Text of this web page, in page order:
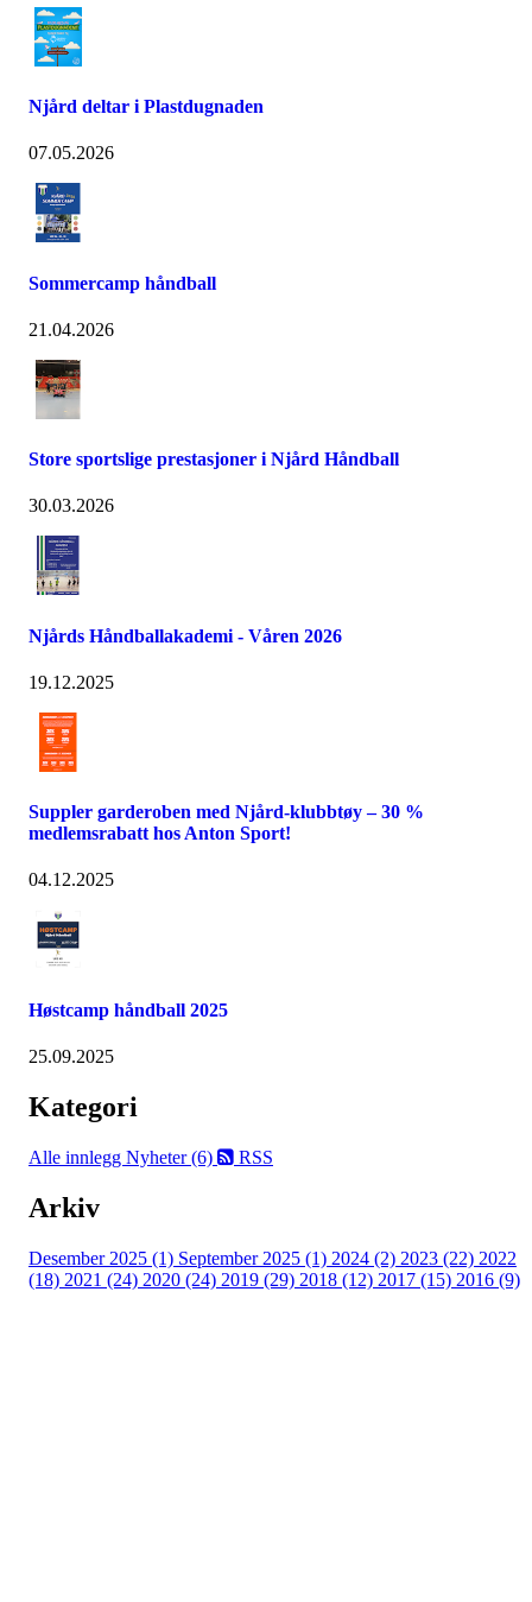
Njård deltar i Plastdugnaden
07.05.2026
Sommercamp håndball
21.04.2026
Store sportslige prestasjoner i Njård Håndball
30.03.2026
Njårds Håndballakademi - Våren 2026
19.12.2025
Suppler garderoben med Njård-klubbtøy – 30 %
medlemsrabatt hos Anton Sport!
04.12.2025
Høstcamp håndball 2025
25.09.2025
Kategori
Alle innlegg Nyheter (6) RSS
Arkiv
Desember 2025 (1) September 2025 (1) 2024 (2) 2023 (22) 2022
(18) 2021 (24) 2020 (24) 2019 (29) 2018 (12) 2017 (15) 2016 (9)